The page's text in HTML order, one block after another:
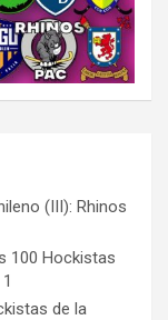
(III): Rhinos
100 Hockistas
de la